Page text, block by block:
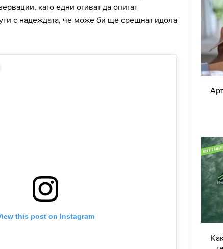
като едни отиват да опитат
с надеждата, че може би ще срещнат идола